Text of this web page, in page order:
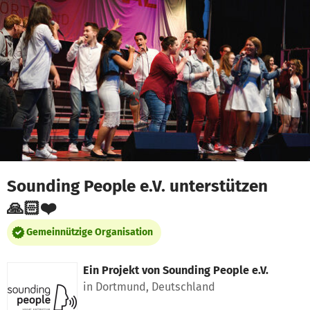
Zum Hauptinhalt springen
Erklärung zur Barrierefreiheit anzeigen
Sounding People e.V. unterstützen
🙏🏻❤️
Gemeinnützige Organisation
Ein Projekt von Sounding People e.V.
in Dortmund, Deutschland